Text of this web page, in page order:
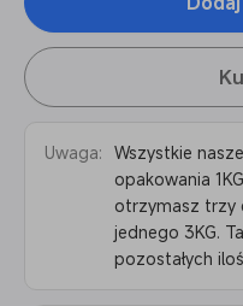
PLA+
Refill
Uwaga: Wszystkie
opakowania
otrzymasz trzy
jednego 3KG.
pozostałych